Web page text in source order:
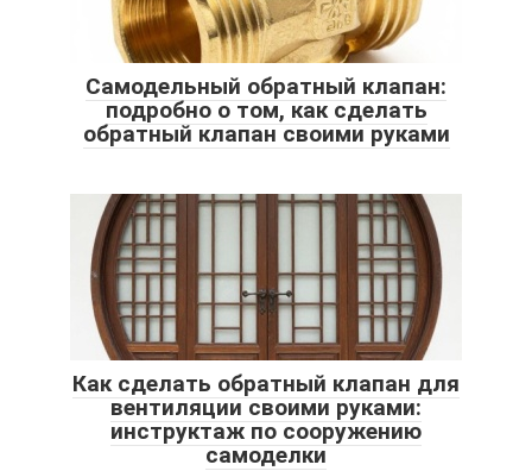
Самодельный обратный клапан:
подробно о том, как сделать
обратный клапан своими руками
Как сделать обратный клапан для
вентиляции своими руками:
инструктаж по сооружению
самоделки